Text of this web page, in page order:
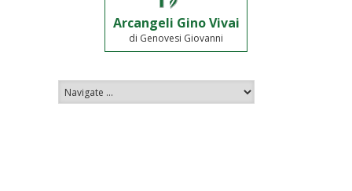
Arcangeli Gino Vivai
di Genovesi Giovanni